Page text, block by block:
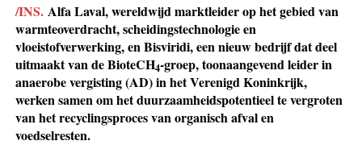
/INS. Alfa Laval, wereldwijd marktleider op het gebied van
warmteoverdracht, scheidingstechnologie en
vloeistofverwerking, en Bisviridi, een nieuw bedrijf dat deel
uitmaakt van de BioteCH4-groep, toonaangevend leider in
anaerobe vergisting (AD) in het Verenigd Koninkrijk,
werken samen om het duurzaamheidspotentieel te vergroten
van het recyclingsproces van organisch afval en
voedselresten.